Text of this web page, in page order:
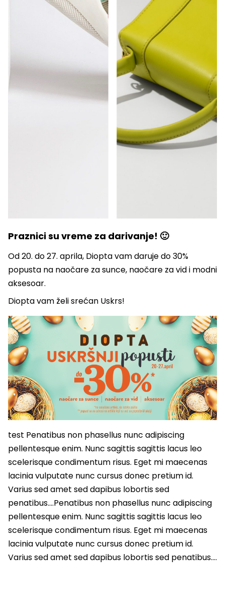
Praznici su vreme za darivanje! 🙂
Od 20. do 27. aprila, Diopta vam daruje do 30%
popusta na naočare za sunce, naočare za vid i modni
aksesoar.
Diopta vam želi srećan Uskrs!
test Penatibus non phasellus nunc adipiscing
pellentesque enim. Nunc sagittis sagittis lacus leo
scelerisque condimentum risus. Eget mi maecenas
lacinia vulputate nunc cursus donec pretium id.
Varius sed amet sed dapibus lobortis sed
penatibus….Penatibus non phasellus nunc adipiscing
pellentesque enim. Nunc sagittis sagittis lacus leo
scelerisque condimentum risus. Eget mi maecenas
lacinia vulputate nunc cursus donec pretium id.
Varius sed amet sed dapibus lobortis sed penatibus….